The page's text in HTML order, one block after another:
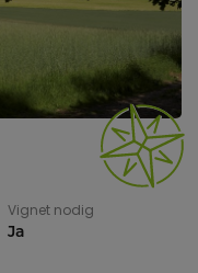
Vignet nodig
Ja